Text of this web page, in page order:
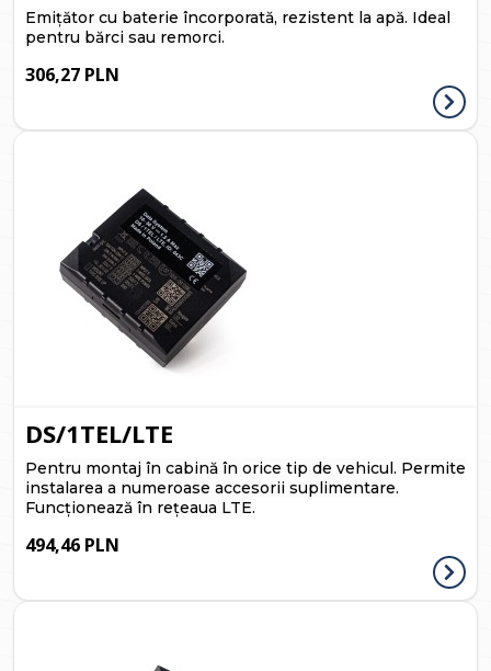
Emițător cu baterie încorporată, rezistent la apă. Ideal
pentru bărci sau remorci.
306,27 PLN
DS/1TEL/LTE
Pentru montaj în cabină în orice tip de vehicul. Permite
instalarea a numeroase accesorii suplimentare.
Funcționează în rețeaua LTE.
494,46 PLN